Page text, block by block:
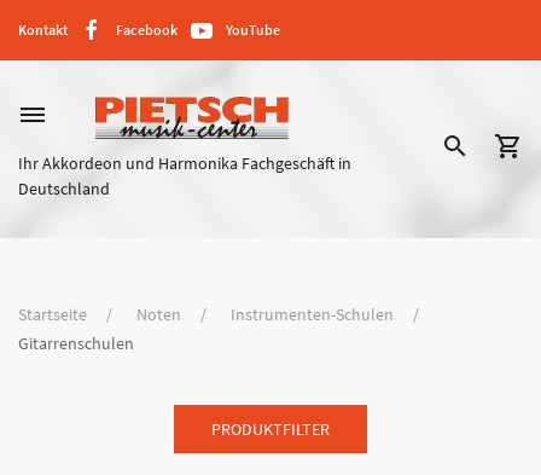
Kontakt Facebook YouTube
dehaze
Ihr Akkordeon und Harmonika Fachgeschäft in
Deutschland
search shopping_cart
Startseite Noten
Instrumenten-Schulen
Gitarrenschulen
PRODUKTFILTER